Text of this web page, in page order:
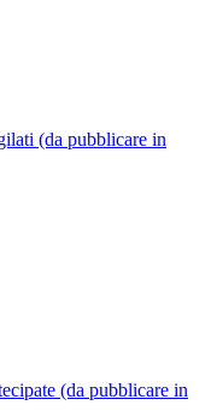
(da pubblicare in
(da pubblicare in